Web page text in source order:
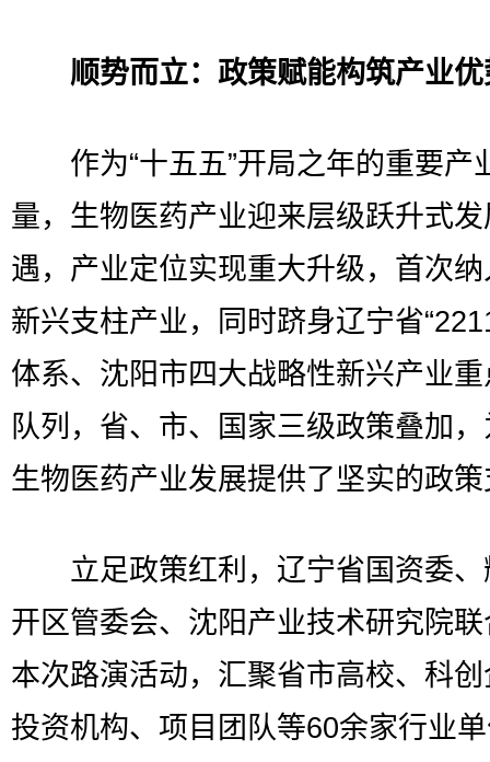
顺势而立：政策赋能构筑产业优
作为“十五五”开局之年的重要产
量，生物医药产业迎来层级跃升式
遇，产业定位实现重大升级，首次
新兴支柱产业，同时跻身辽宁省
体系、沈阳市四大战略性新兴产业
队列，省、市、国家三级政策叠加
生物医药产业发展提供了坚实的政
立足政策红利，辽宁省国资委、
开区管委会、沈阳产业技术研究院
本次路演活动，汇聚省市高校、科
投资机构、项目团队等60余家行业